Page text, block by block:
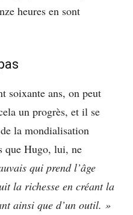
heures en sont
soixante ans, on peut
un progrès, et il se
la mondialisation
que Hugo, lui, ne
qui prend l’âge
la richesse en créant la
ainsi que d’un outil. »